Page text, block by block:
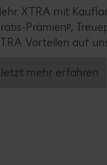
XTRA mit
Prämienᵖ,
Vorteilen auf
Jetzt mehr erfahren